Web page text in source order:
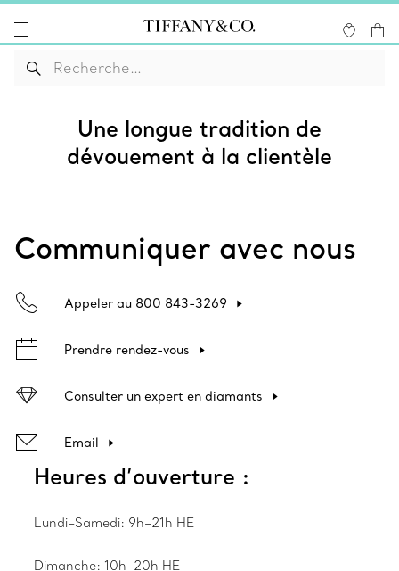
Une longue tradition de
dévouement à la clientèle
Communiquer avec nous
Appeler au 800 843-3269
Prendre rendez-vous
Consulter un expert en diamants
Email
Heures d’ouverture :
Lundi–Samedi: 9h–21h HE
Dimanche: 10h-20h HE